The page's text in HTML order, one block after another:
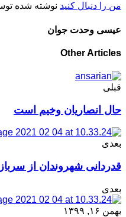
من را دنبال کنید نوشته شده
عیسی وحدت جوان
Other Articles
قبلی
حال انصاریان وخیم است
بعدی
قدردانی شهروندان از
بعدی
بهمن ۱۶, ۱۳۹۹